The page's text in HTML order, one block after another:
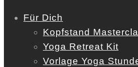
Für Dich
Kopfstand
Yoga Retreat Kit
Vorlage Yoga